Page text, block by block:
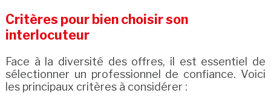
Critères pour bien choisir son
interlocuteur
Face à la diversité des offres, il est essentiel de
sélectionner un professionnel de confiance. Voici
les principaux critères à considérer :